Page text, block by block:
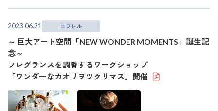
2023.06.21 ニフレル
～ 巨大アート空間「NEW WONDER MOMENTS」誕生記
念～
フレグランスを調香するワークショップ
「ワンダーなカオリヲツクリマス」開催